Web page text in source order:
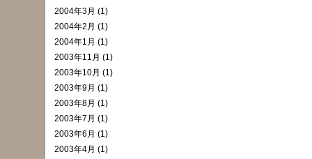
2004年3月 (1)
2004年2月 (1)
2004年1月 (1)
2003年11月 (1)
2003年10月 (1)
2003年9月 (1)
2003年8月 (1)
2003年7月 (1)
2003年6月 (1)
2003年4月 (1)